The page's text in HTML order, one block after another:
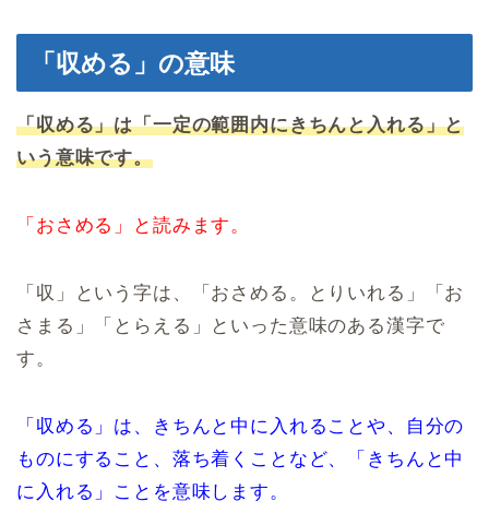
「収める」の意味
「収める」は「一定の範囲内にきちんと入れる」と
いう意味です。
「おさめる」と読みます。
「収」という字は、「おさめる。とりいれる」「お
さまる」「とらえる」といった意味のある漢字で
す。
「収める」は、きちんと中に入れることや、自分の
ものにすること、落ち着くことなど、「きちんと中
に入れる」ことを意味します。